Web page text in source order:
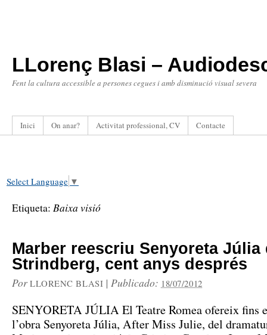
LLorenç Blasi –
Fent la cultura accessible a persones cegues i amb disminució visual severa
Inici On anar? Activitat professional, CV Contacte
Select Language ▼
Etiqueta: Baixa visió
Marber reescriu Senyoreta Júlia
Strindberg, cent anys després
Por LLORENC BLASI |Publicado: 18/07/2012
SENYORETA JÚLIA El Teatre Romea ofereix fins
l’obra Senyoreta Júlia, After Miss Julie, del